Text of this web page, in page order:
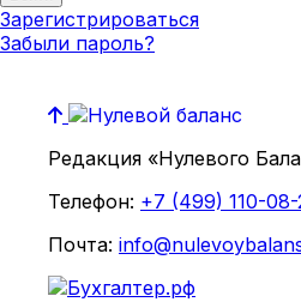
Зарегистрироваться
Забыли пароль?
Редакция «Нулевого
Телефон: +7 (499) 110-08-
Почта: